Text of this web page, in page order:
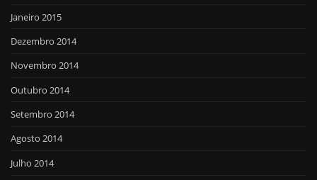
Janeiro 2015
Dezembro 2014
Novembro 2014
Outubro 2014
Setembro 2014
Agosto 2014
Julho 2014